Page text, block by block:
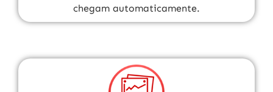
chegam automaticamente.